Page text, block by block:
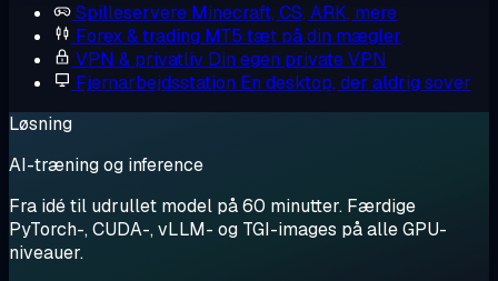
Spilleservere Minecraft, CS, ARK, mere
Forex & trading MT5 tæt på din mægler
VPN & privatliv Din egen private VPN
Fjernarbejdsstation En desktop, der aldrig sover
Løsning
AI-træning og inference
Fra idé til udrullet model på 60 minutter. Færdige
PyTorch-, CUDA-, vLLM- og TGI-images på alle GPU-
niveauer.